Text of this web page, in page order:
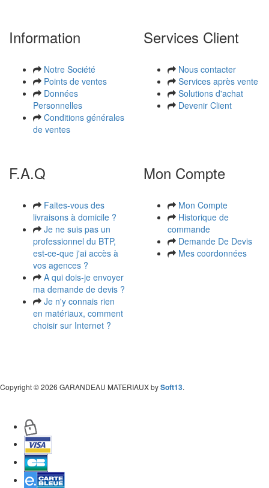
Information
Notre Société
Points de ventes
Données
Personnelles
Conditions générales
de ventes
Services Client
Nous contacter
Services après vente
Solutions d'achat
Devenir Client
F.A.Q
Faites-vous des
livraisons à domicile ?
Je ne suis pas un
professionnel du BTP,
est-ce-que j'ai accès à
vos agences ?
A qui dois-je envoyer
ma demande de devis ?
Je n'y connais rien
en matériaux, comment
choisir sur Internet ?
Mon Compte
Mon Compte
Historique de
commande
Demande De Devis
Mes coordonnées
Copyright© 2026 GARANDEAU MATERIAUX bySoft13.